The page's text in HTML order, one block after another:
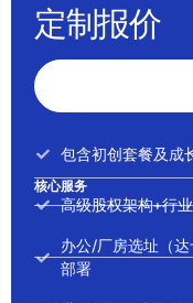
定制报价
包含初创套餐及成
核心服务
高级股权架构+行
办公/厂房选址（
部署